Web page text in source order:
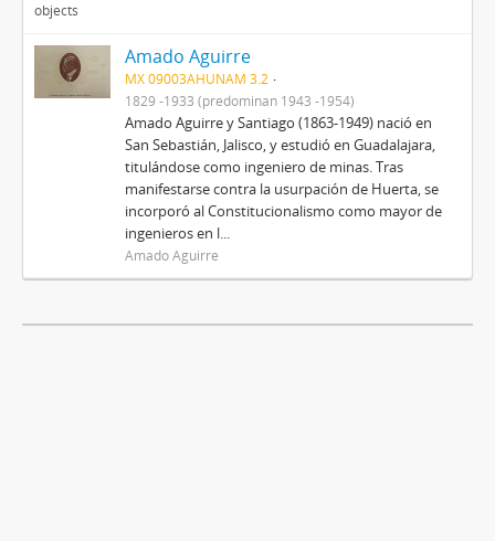
objects
Amado Aguirre
MX 09003AHUNAM 3.2
1829 -1933 (predominan 1943 -1954)
Amado Aguirre y Santiago (1863-1949) nació en
San Sebastián, Jalisco, y estudió en Guadalajara,
titulándose como ingeniero de minas. Tras
manifestarse contra la usurpación de Huerta, se
incorporó al Constitucionalismo como mayor de
ingenieros en l...
Amado Aguirre